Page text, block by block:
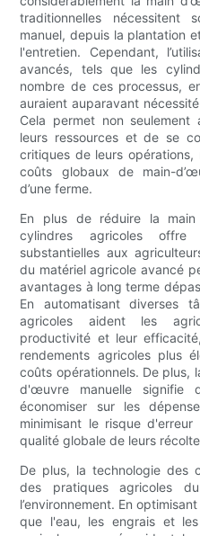
traditionnelles nécessitent
manuel, depuis la plantation
l'entretien. Cependant,
avancés, tels que les
nombre de ces processus,
auraient auparavant
Cela permet non
leurs ressources et de se
critiques de leurs
coûts globaux de main-
d’une ferme.
En plus de réduire la
cylindres agricoles offre
substantielles aux
du matériel agricole avancé
avantages à long terme
En automatisant diverses
agricoles aident les
productivité et leur
rendements agricoles plus
coûts opérationnels. De plus,
d'œuvre manuelle signifie
économiser sur les
minimisant le risque
qualité globale de leurs
De plus, la technologie des
des pratiques agricoles
l’environnement. En
que l'eau, les engrais et